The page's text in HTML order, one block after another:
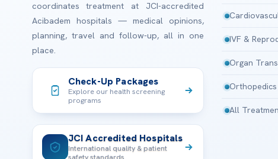
coordinates treatment at JCI-accredited
Acibadem hospitals — medical opinions,
planning, travel and follow-up, all in one
place.
Check-Up Packages
Explore our health screening
programs
JCI Accredited Hospitals
International quality & patient
IVF &
Organ
All